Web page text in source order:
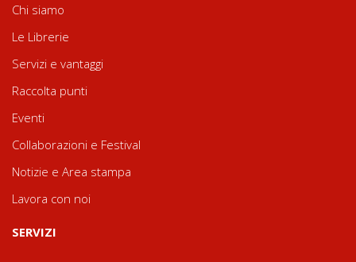
Chi siamo
Le Librerie
Servizi e vantaggi
Raccolta punti
Eventi
Collaborazioni e Festival
Notizie e Area stampa
Lavora con noi
SERVIZI